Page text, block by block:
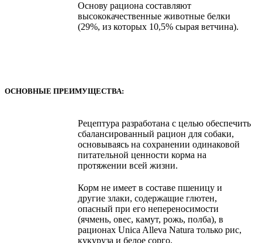
Основу рациона составляют
высококачественные животные белки
(29%, из которых 10,5% сырая ветчина).
ОСНОВНЫЕ ПРЕИМУЩЕСТВА:
Рецептура разработана с целью обеспечить
сбалансированный рацион для собаки,
основываясь на сохранении одинаковой
питательной ценности корма на
протяжении всей жизни.
Корм не имеет в составе пшеницу и
другие злаки, содержащие глютен,
опасный при его непереносимости
(ячмень, овес, камут, рожь, полба), в
рационах Unica Alleva Natura только рис,
кукуруза и белое сорго.